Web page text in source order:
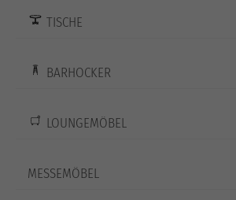
TISCHE
BARHOCKER
LOUNGEMÖBEL
MESSEMÖBEL